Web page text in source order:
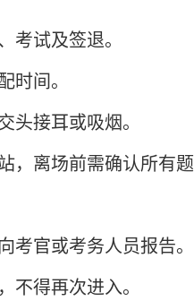
考试及签退。
时间。
头接耳或吸烟。
，离场前需确认所有题
考官或考务人员报告。
不得再次进入。